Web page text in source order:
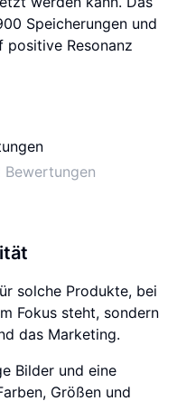
Speicherungen und
positive Resonanz
solche Produkte, bei
Fokus steht, sondern
das Marketing.
Bilder und eine
Größen und